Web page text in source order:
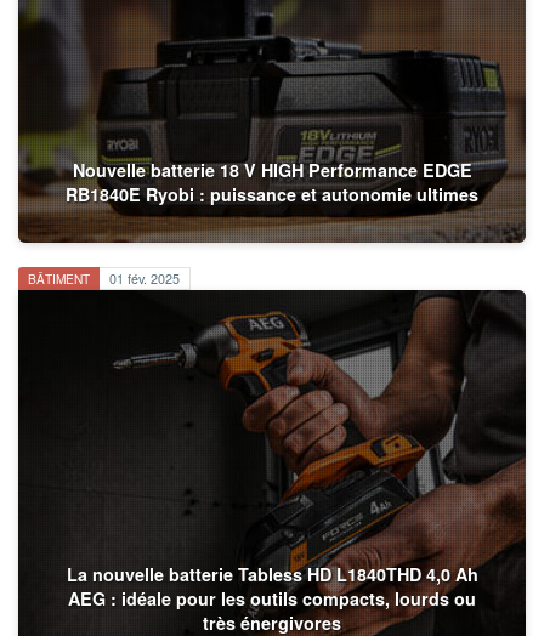
Nouvelle batterie 18 V HIGH Performance EDGE
RB1840E Ryobi : puissance et autonomie ultimes
BÂTIMENT 01 fév. 2025
La nouvelle batterie Tabless HD L1840THD 4,0 Ah
AEG : idéale pour les outils compacts, lourds ou
très énergivores